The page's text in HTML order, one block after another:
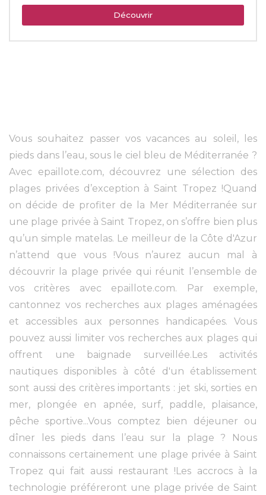
Découvrir
Vous souhaitez passer vos vacances au soleil, les
pieds dans l’eau, sous le ciel bleu de Méditerranée ?
Avec epaillote.com, découvrez une sélection des
plages privées d’exception à Saint Tropez !Quand
on décide de profiter de la Mer Méditerranée sur
une plage privée à Saint Tropez, on s’offre bien plus
qu’un simple matelas. Le meilleur de la Côte d'Azur
n’attend que vous !Vous n’aurez aucun mal à
découvrir la plage privée qui réunit l’ensemble de
vos critères avec epaillote.com. Par exemple,
cantonnez vos recherches aux plages aménagées
et accessibles aux personnes handicapées. Vous
pouvez aussi limiter vos recherches aux plages qui
offrent une baignade surveillée.Les activités
nautiques disponibles à côté d'un établissement
sont aussi des critères importants : jet ski, sorties en
mer, plongée en apnée, surf, paddle, plaisance,
pêche sportive...Vous comptez bien déjeuner ou
dîner les pieds dans l’eau sur la plage ? Nous
connaissons certainement une plage privée à Saint
Tropez qui fait aussi restaurant !Les accrocs à la
technologie préféreront une plage privée de Saint